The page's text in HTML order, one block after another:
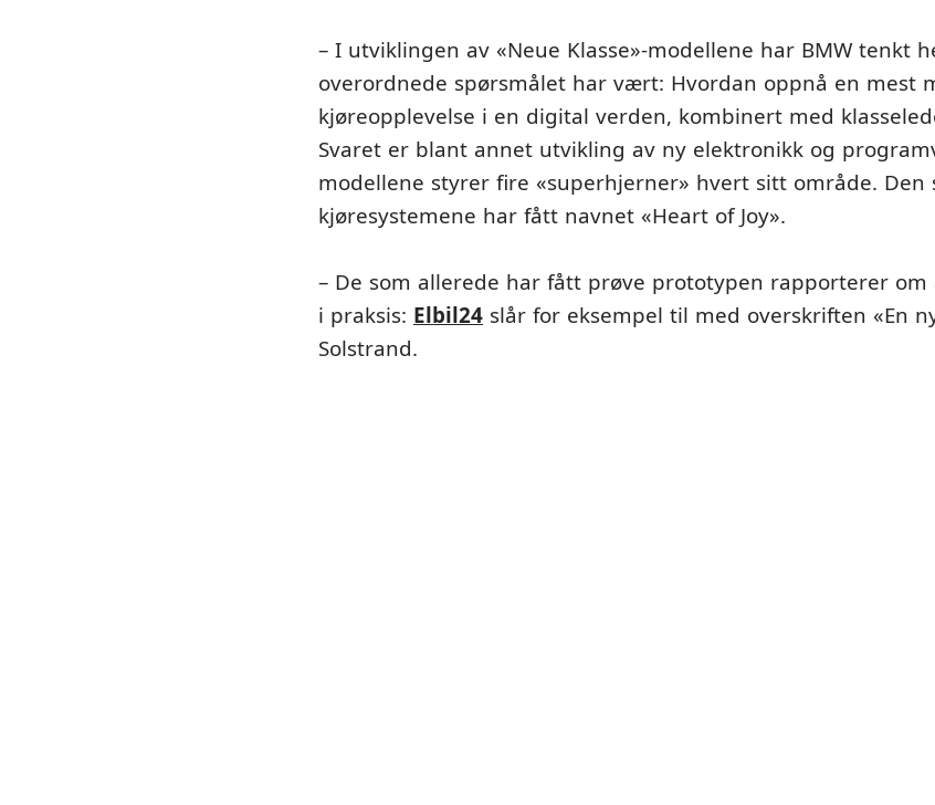
– I utviklingen av «Neue Klasse»-modellene har BMW tenkt
overordnede spørsmålet har vært: Hvordan oppnå en mest
kjøreopplevelse i en digital verden, kombinert med
Svaret er blant annet utvikling av ny elektronikk og
modellene styrer fire «superhjerner» hvert sitt område. Den
kjøresystemene har fått navnet «Heart of Joy».
– De som allerede har fått prøve prototypen rapporterer
i praksis: Elbil24 slår for eksempel til med overskriften «En
Solstrand.